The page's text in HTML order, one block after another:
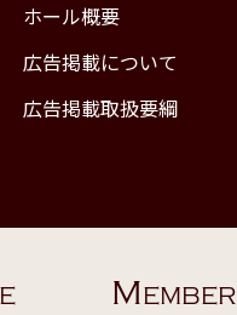
ホール概要
広告掲載について
広告掲載取扱要綱
MEMBER